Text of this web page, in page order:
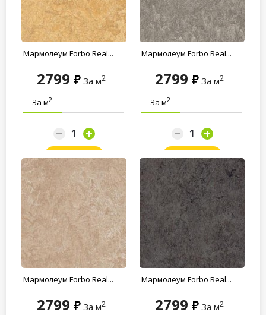
Мармолеум Forbo Real...
2799 За м2
За м2
Мармолеум Forbo Real...
2799 За м2
За м2
Мармолеум Forbo Real...
2799 За м2
Мармолеум Forbo Real...
2799 За м2